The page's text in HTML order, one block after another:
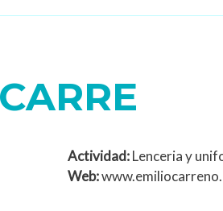
Actividad:Lenceria y
Web: